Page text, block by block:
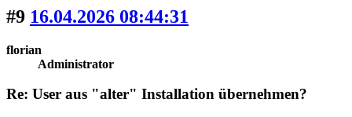
#9 16.04.2026 08:44:31
florian
Administrator
Re: User aus "alter" Installation übernehmen?